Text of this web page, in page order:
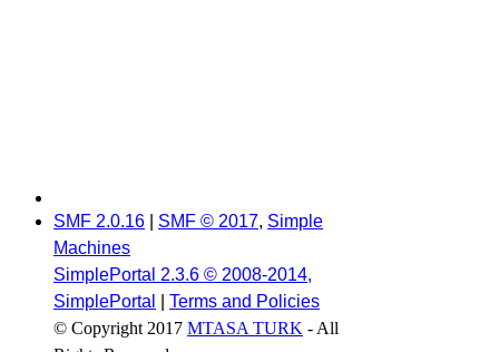
SMF 2.0.16 SMF © 2017, Simple
Machines
SimplePortal 2.3.6 © 2008-2014,
SimplePortal
Terms and Policies
© Copyright 2017 MTASA TURK - All